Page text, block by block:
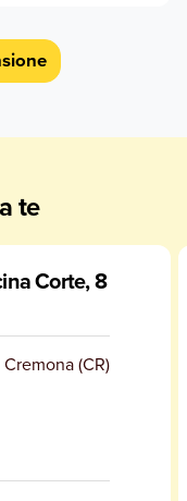
te
Corte, 8
Cremona(CR)